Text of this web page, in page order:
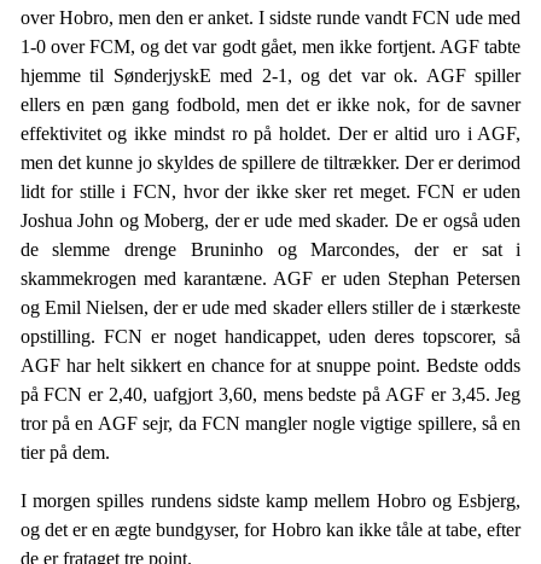
over Hobro, men den er anket. I sidste runde vandt FCN ude med
1-0 over FCM, og det var godt gået, men ikke fortjent. AGF tabte
hjemme til SønderjyskE med 2-1, og det var ok. AGF spiller
ellers en pæn gang fodbold, men det er ikke nok, for de savner
effektivitet og ikke mindst ro på holdet. Der er altid uro i AGF,
men det kunne jo skyldes de spillere de tiltrækker. Der er derimod
lidt for stille i FCN, hvor der ikke sker ret meget. FCN er uden
Joshua John og Moberg, der er ude med skader. De er også uden
de slemme drenge Bruninho og Marcondes, der er sat i
skammekrogen med karantæne. AGF er uden Stephan Petersen
og Emil Nielsen, der er ude med skader ellers stiller de i stærkeste
opstilling. FCN er noget handicappet, uden deres topscorer, så
AGF har helt sikkert en chance for at snuppe point. Bedste odds
på FCN er 2,40, uafgjort 3,60, mens bedste på AGF er 3,45. Jeg
tror på en AGF sejr, da FCN mangler nogle vigtige spillere, så en
tier på dem.
I morgen spilles rundens sidste kamp mellem Hobro og Esbjerg,
og det er en ægte bundgyser, for Hobro kan ikke tåle at tabe, efter
de er frataget tre point.